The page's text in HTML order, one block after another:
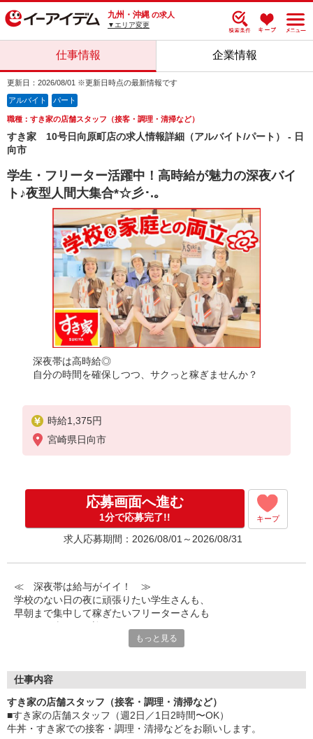
九州・沖縄 の求人
▼エリア変更
仕事情報 企業情報
更新日：2026/08/01 ※更新日時点の最新情報です
アルバイト パート
職種：すき家の店舗スタッフ（接客・調理・清掃など）
すき家 10号日向原町店の求人情報詳細（アルバイト/パート） - 日
向市
学生・フリーター活躍中！高時給が魅力の深夜バイ
ト♪夜型人間大集合*☆彡･.｡
深夜帯は高時給◎
自分の時間を確保しつつ、サクっと稼ぎませんか？
時給1,375円
宮崎県日向市
応募画面へ進む
1分で応募完了!! キープ
求人応募期間：2026/08/01～2026/08/31
≪ 深夜帯は給与がイイ！ ≫
学校のない日の夜に頑張りたい学生さんも、
早朝まで集中して稼ぎたいフリーターさんも
オシャレを捨てる必要はありません！
急な出費も安心♪
■社員登用あり
将来を考えている方は必見です。
もっと見る
仕事内容
すき家の店舗スタッフ（接客・調理・清掃など）
■すき家の店舗スタッフ（週2日／1日2時間〜OK）
牛丼・すき家での接客・調理・清掃などをお願いします。